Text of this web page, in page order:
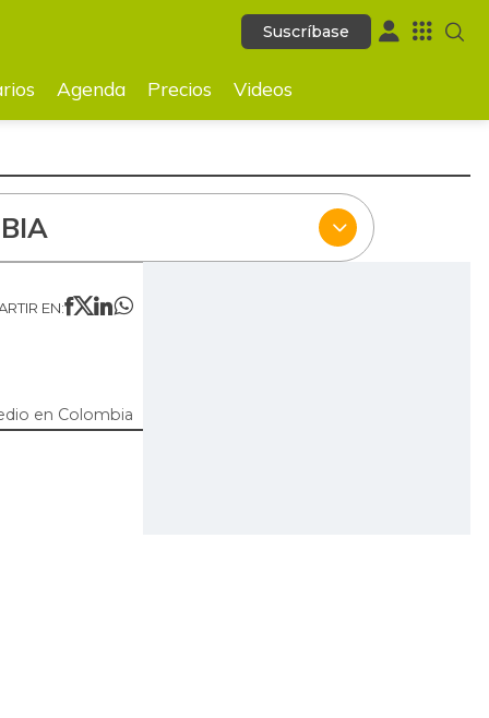
Suscríbase
Videos
Suscríbase
Agenda Precios Videos
EN:
en Colombia